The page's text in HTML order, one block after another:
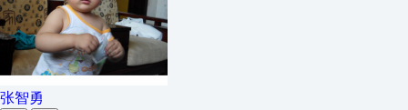
张智勇